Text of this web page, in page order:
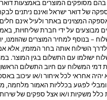
מסופקים המוצרים באמצעות
של דואר ישראל ואינם ניתנים
המצוינים באתר ולעיל אינם
מבוצעים על ידי חברת שליחויות,
– בנוסף למחיר המוצרים
השילוח אותה בחר המזמין, אלא אם
ישולמו עם התשלום בגין המוצר.
דמי המשלוח עם חיוב התשלום
אחראי לכל איחור ו/או עיכוב
ומבלי לפגוע בכלליות האמור מלחמה,
כלל משקיות ו/או אצל ספקים של